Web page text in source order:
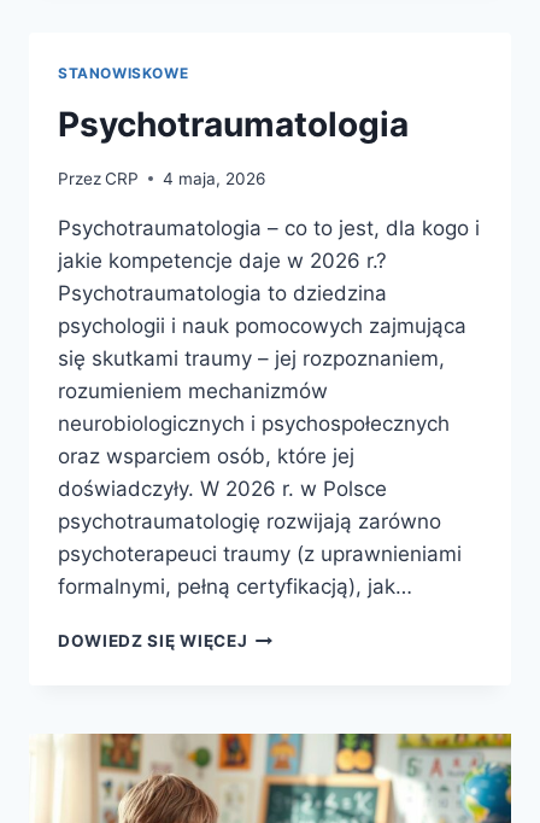
STANOWISKOWE
Psychotraumatologia
PrzezCRP 4 maja, 2026
Psychotraumatologia – co to jest, dla kogo i
jakie kompetencje daje w 2026 r.?
Psychotraumatologia to dziedzina
psychologii i nauk pomocowych zajmująca
się skutkami traumy – jej rozpoznaniem,
rozumieniem mechanizmów
neurobiologicznych i psychospołecznych
oraz wsparciem osób, które jej
doświadczyły. W 2026 r. w Polsce
psychotraumatologię rozwijają zarówno
psychoterapeuci traumy (z uprawnieniami
formalnymi, pełną certyfikacją), jak…
DOWIEDZ SIĘ WIĘCEJ PSYCHOTRAUMATOLOGIA